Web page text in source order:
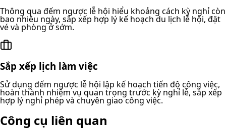
Thông qua đếm ngược lễ hội hiểu khoảng cách kỳ nghỉ còn
bao nhiêu ngày, sắp xếp hợp lý kế hoạch du lịch lễ hội, đặt
vé và phòng ở sớm.
Sắp xếp lịch làm việc
Sử dụng đếm ngược lễ hội lập kế hoạch tiến độ công việc,
hoàn thành nhiệm vụ quan trọng trước kỳ nghỉ lễ, sắp xếp
hợp lý nghỉ phép và chuyên giao công việc.
Công cụ liên quan